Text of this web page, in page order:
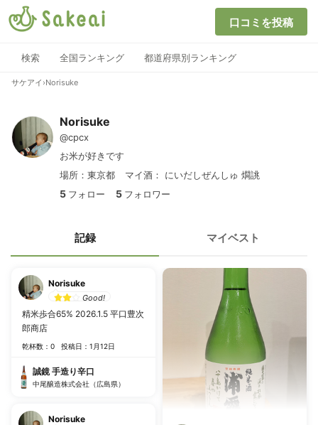
口コミを投稿
検索 全国ランキング 都道府県別ランキング
サケアイ ›Norisuke
Norisuke
@cpcx
お米が好きです
場所：東京都
マイ酒： にいだしぜんしゅ 燗誂
5 フォロー 5 フォロワー
記録 マイベスト
Norisuke
Good!
精米歩合65% 2026.1.5 平口豊次
郎商店
乾杯数：0 投稿日：1月12日
誠鏡 手造り辛口
中尾醸造株式会社（広島県）
Norisuke